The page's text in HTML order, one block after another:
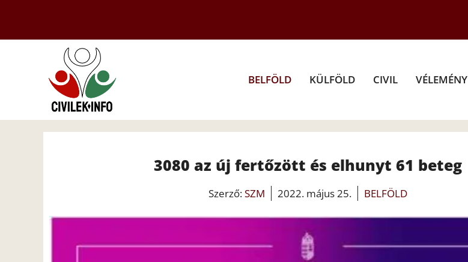
tartalomba
BELFÖLD KÜLFÖLD CIVIL VÉLEMÉNY
3080 az új fertőzött és elhunyt 61 beteg
Szerző:SZM 2022. május 25. BELFÖLD